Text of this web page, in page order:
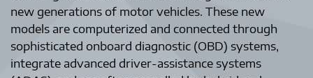
new generations of motor vehicles. These new
models are computerized and connected through
sophisticated onboard diagnostic (OBD) systems,
integrate advanced driver-assistance systems